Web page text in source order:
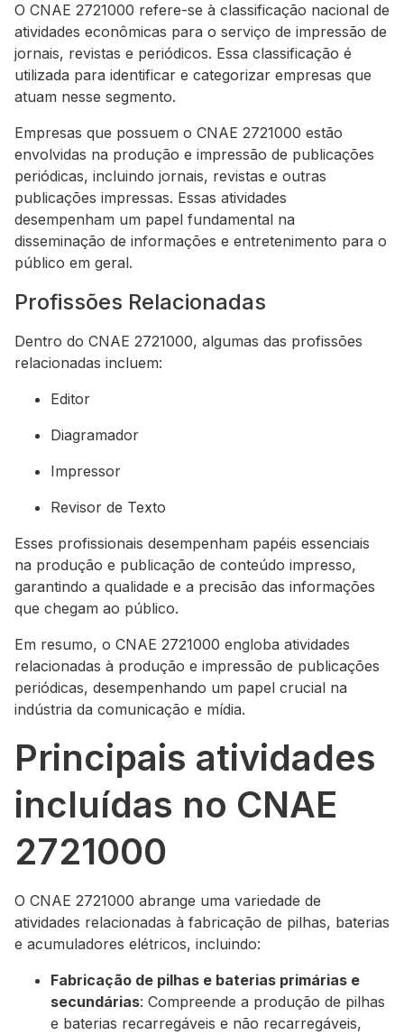
O CNAE 2721000 refere-se à classificação nacional de
atividades econômicas para o serviço de impressão de
jornais, revistas e periódicos. Essa classificação é
utilizada para identificar e categorizar empresas que
atuam nesse segmento.
Empresas que possuem o CNAE 2721000 estão
envolvidas na produção e impressão de publicações
periódicas, incluindo jornais, revistas e outras
publicações impressas. Essas atividades
desempenham um papel fundamental na
disseminação de informações e entretenimento para o
público em geral.
Profissões Relacionadas
Dentro do CNAE 2721000, algumas das profissões
relacionadas incluem:
Editor
Diagramador
Impressor
Revisor de Texto
Esses profissionais desempenham papéis essenciais
na produção e publicação de conteúdo impresso,
garantindo a qualidade e a precisão das informações
que chegam ao público.
Em resumo, o CNAE 2721000 engloba atividades
relacionadas à produção e impressão de publicações
periódicas, desempenhando um papel crucial na
indústria da comunicação e mídia.
Principais atividades
incluídas no CNAE
2721000
O CNAE 2721000 abrange uma variedade de
atividades relacionadas à fabricação de pilhas, baterias
e acumuladores elétricos, incluindo:
Fabricação de pilhas e baterias primárias e
secundárias: Compreende a produção de pilhas
e baterias recarregáveis e não recarregáveis,